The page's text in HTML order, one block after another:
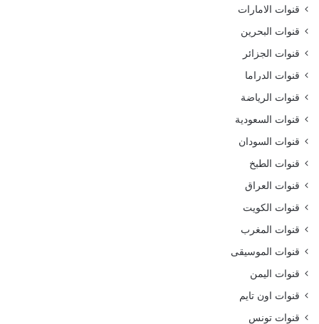
قنوات الامارات
قنوات البحرين
قنوات الجزائر
قنوات الدراما
قنوات الرياضة
قنوات السعودية
قنوات السودان
قنوات الطبخ
قنوات العراق
قنوات الكويت
قنوات المغرب
قنوات الموسيقى
قنوات اليمن
قنوات اون تايم
قنوات تونس